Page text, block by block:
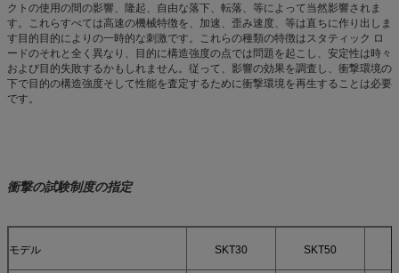
クトの使用の間の影響、隆起、自由な落下、転落、等によって当然影響されま
す。これらすべては高速の機械特徴を、加速、歪み速度、等は直ちに作り出しま
す目的目的によりの一時的な刺激です。これらの種類の特徴はスタティック ロ
ードのそれと全く異なり、目的に構造強度の点では問題を起こし、安定性は時々
および目的失敗するかもしれません。従って、影響の効果を調査し、衝撃環境の
下で目的の構造強度そして性能を査定するために衝撃環境を再生することは必要
です。
衝撃の試験制度の指定
モデル SKT30 SKT50